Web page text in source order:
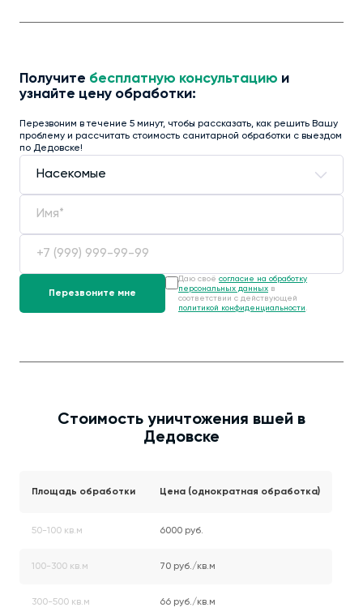
Получите бесплатную консультацию и
узнайте цену обработки:
Перезвоним в течение 5 минут, чтобы рассказать, как решить Вашу
проблему и рассчитать стоимость санитарной обработки с выездом
по Дедовске!
Даю своё согласие на обработку
персональных данных в
соответствии с действующей
политикой конфиденциальности .
Стоимость уничтожения вшей в
Дедовске
Площадь обработки Цена (однократная обработка)
50-100 кв.м 6000 руб.
100-300 кв.м 70 руб./кв.м
300-500 кв.м 66 руб./кв.м